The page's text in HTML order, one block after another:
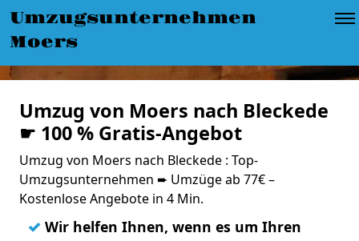
Umzugsunternehmen
Moers
Umzug von Moers nach Bleckede
☛ 100 % Gratis-Angebot
Umzug von Moers nach Bleckede : Top-
Umzugsunternehmen ➨ Umzüge ab 77€ –
Kostenlose Angebote in 4 Min.
✓ Wir helfen Ihnen, wenn es um Ihren